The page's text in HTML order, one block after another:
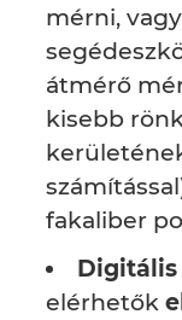
mérni,
átmérő
kisebb
fakaliber
Digitális
elérhetők